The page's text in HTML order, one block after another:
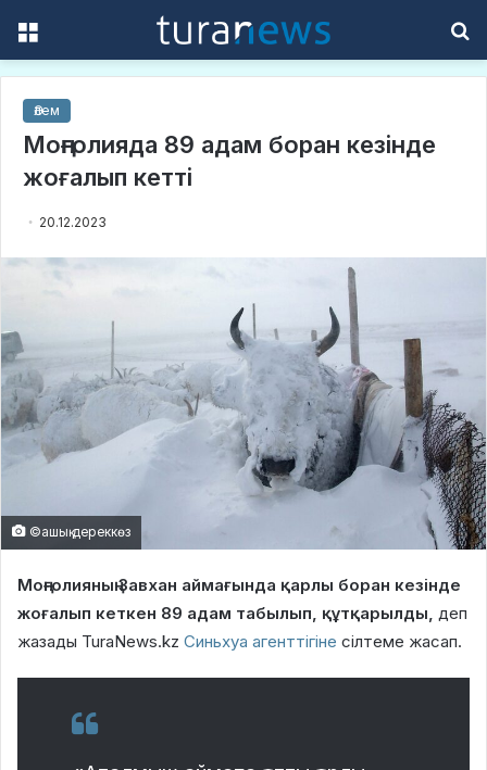
Әлем
Моңғолияда 89 адам боран кезінде
жоғалып кетті
20.12.2023
©ашық дереккөз
Моңғолияның Завхан аймағында қарлы боран кезінде
жоғалып кеткен 89 адам табылып, құтқарылды, деп
жазады TuraNews.kz Синьхуа агенттігіне сілтеме жасап.